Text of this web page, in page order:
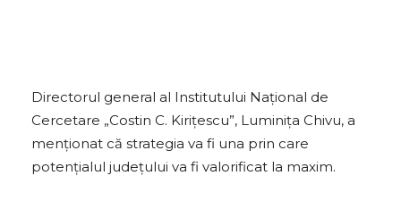
a
u
d
i
Directorul general al Institutului Național de
Cercetare „Costin C. Kirițescu”, Luminița Chivu, a
menționat că strategia va fi una prin care
potențialul județului va fi valorificat la maxim.